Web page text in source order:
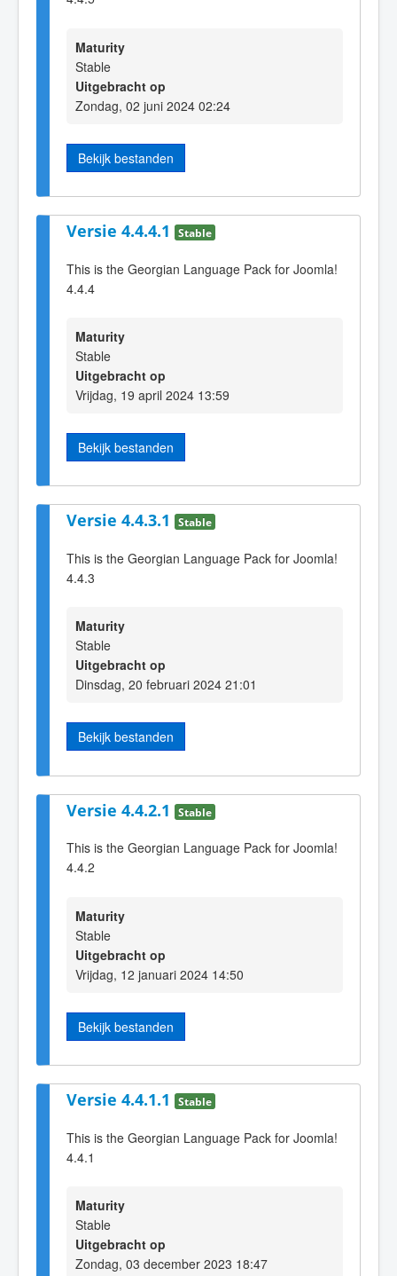
Maturity
Stable
Uitgebracht op
Zondag, 02 juni 2024 02:24
Bekijk bestanden
Versie 4.4.4.1 Stable
This is the Georgian Language Pack for Joomla!
4.4.4
Maturity
Stable
Uitgebracht op
Vrijdag, 19 april 2024 13:59
Bekijk bestanden
Versie 4.4.3.1 Stable
This is the Georgian Language Pack for Joomla!
4.4.3
Maturity
Stable
Uitgebracht op
Dinsdag, 20 februari 2024 21:01
Bekijk bestanden
Versie 4.4.2.1 Stable
This is the Georgian Language Pack for Joomla!
4.4.2
Maturity
Stable
Uitgebracht op
Vrijdag, 12 januari 2024 14:50
Bekijk bestanden
Versie 4.4.1.1 Stable
This is the Georgian Language Pack for Joomla!
4.4.1
Maturity
Stable
Uitgebracht op
Zondag, 03 december 2023 18:47